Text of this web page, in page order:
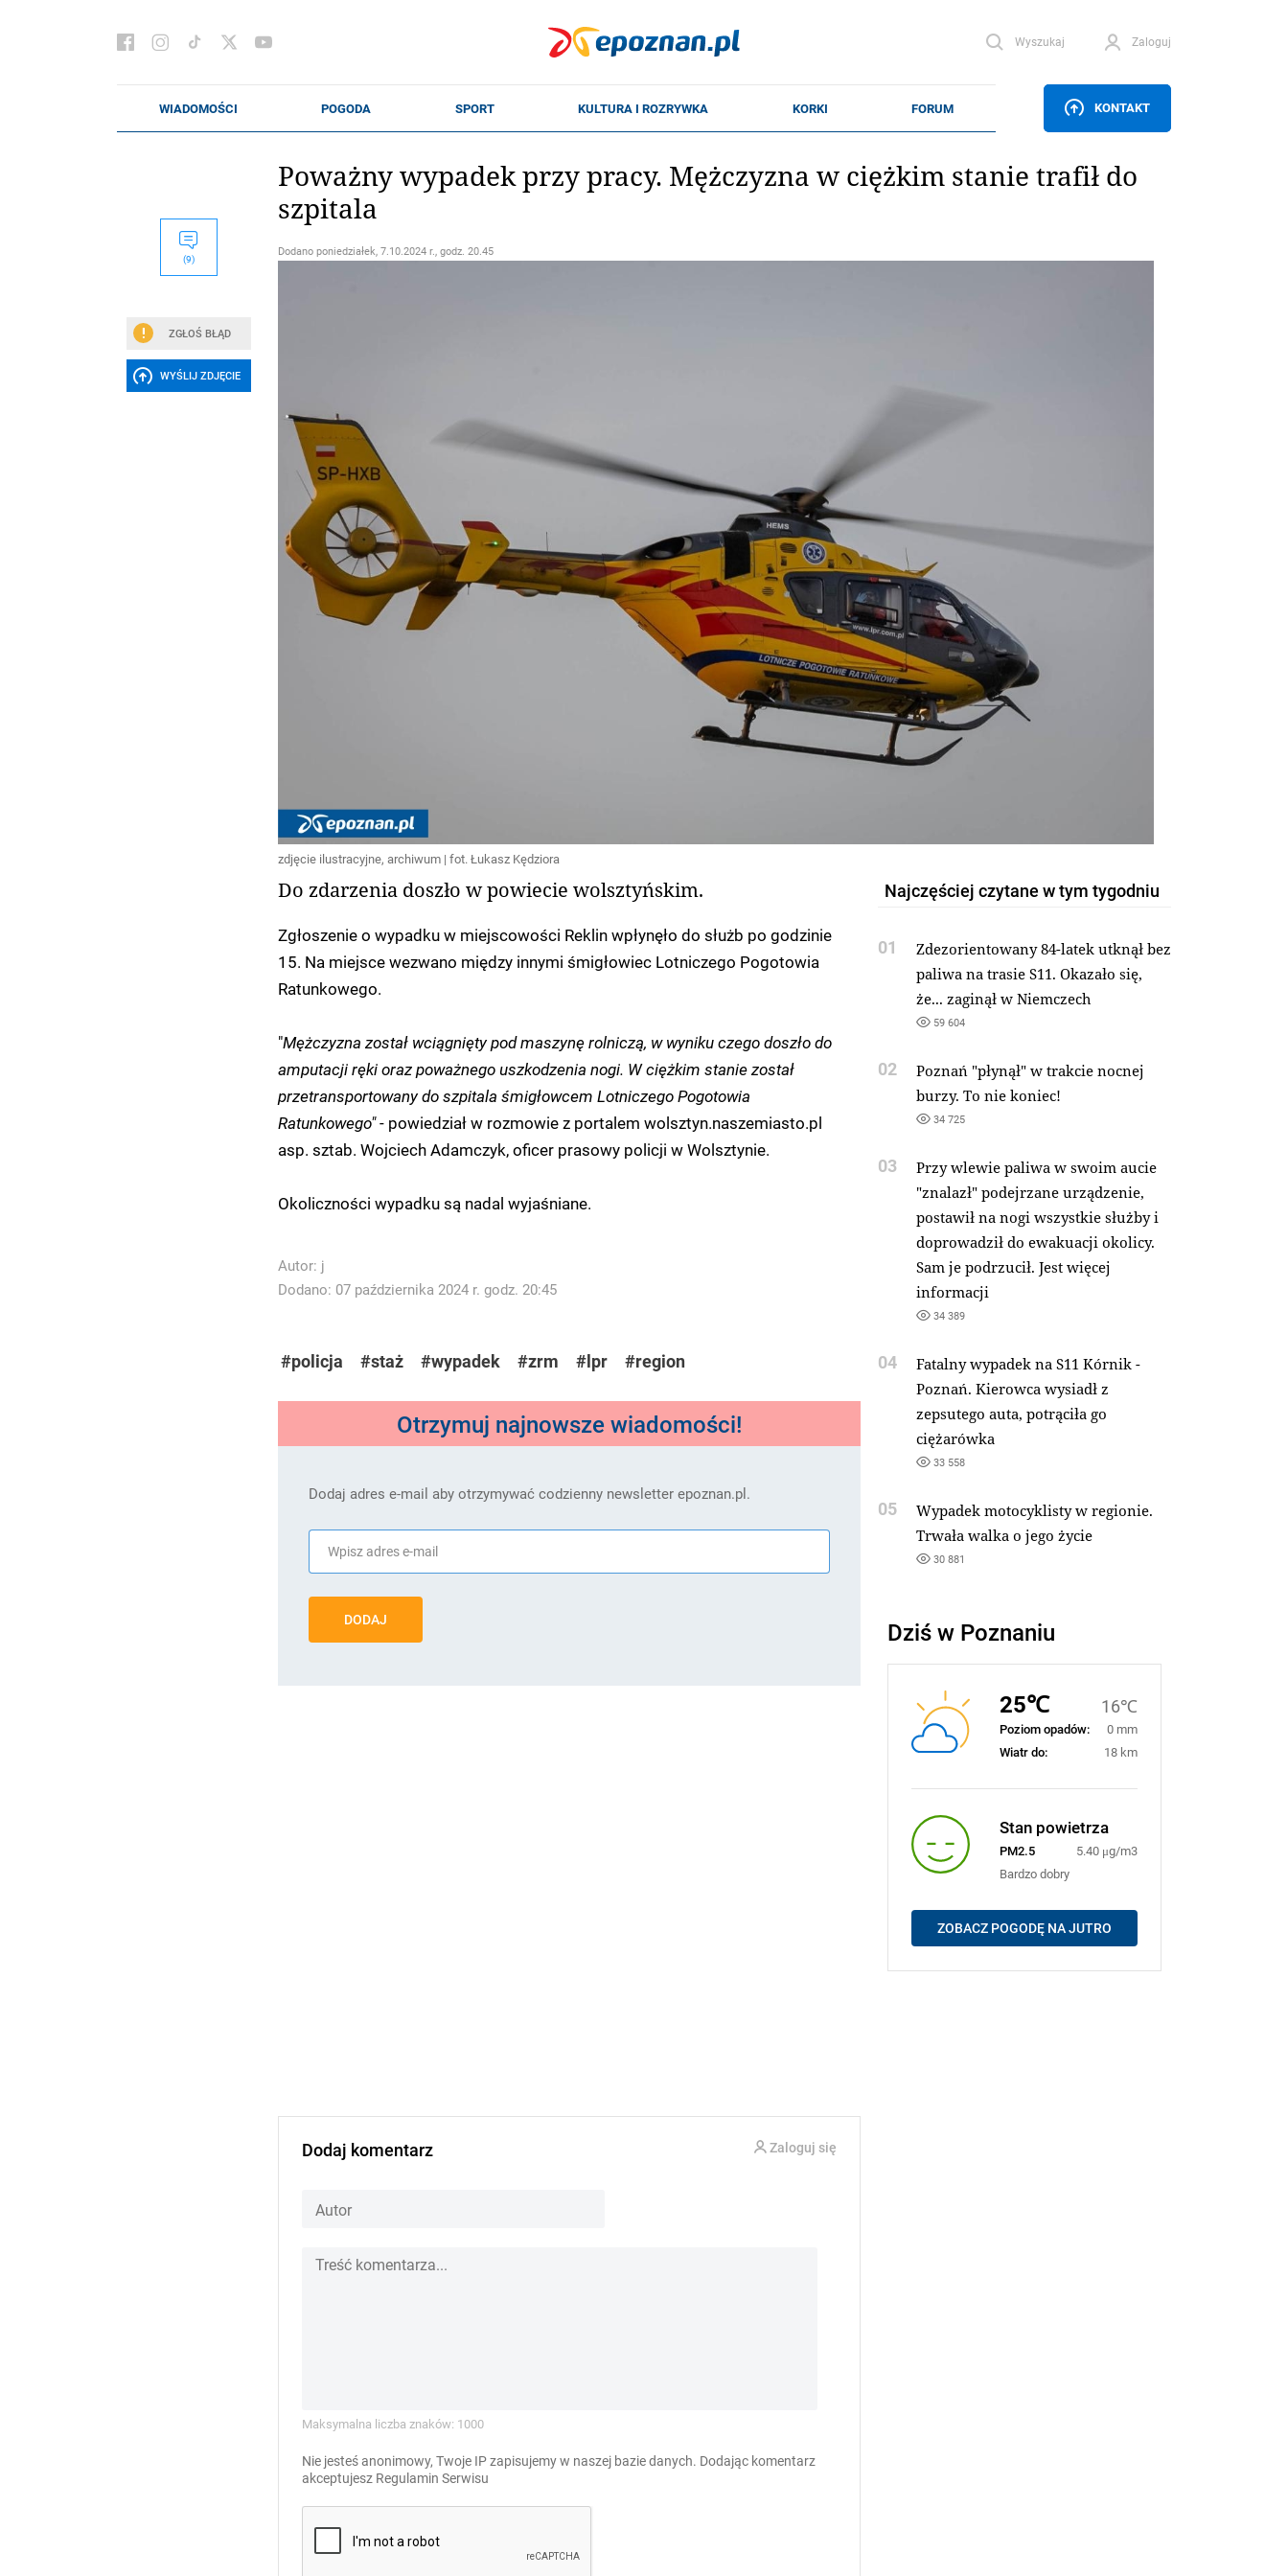
Wyszukaj Zaloguj
KONTAKT
(9)
ZGŁOŚ BŁĄD
WYŚLIJ ZDJĘCIE
Poważny wypadek przy pracy. Mężczyzna w ciężkim stanie trafił do
szpitala
Dodano poniedziałek, 7.10.2024 r., godz. 20.45
zdjęcie ilustracyjne, archiwum | fot. Łukasz Kędziora
Do zdarzenia doszło w powiecie wolsztyńskim.
Zgłoszenie o wypadku w miejscowości Reklin wpłynęło do służb po godzinie
15. Na miejsce wezwano między innymi śmigłowiec Lotniczego Pogotowia
Ratunkowego.
"Mężczyzna został wciągnięty pod maszynę rolniczą, w wyniku czego doszło do
amputacji ręki oraz poważnego uszkodzenia nogi. W ciężkim stanie został
przetransportowany do szpitala śmigłowcem Lotniczego Pogotowia
Ratunkowego"- powiedział w rozmowie z portalem wolsztyn.naszemiasto.pl
asp. sztab. Wojciech Adamczyk, oficer prasowy policji w Wolsztynie.
Okoliczności wypadku są nadal wyjaśniane.
Autor: j
Dodano: 07 października 2024 r. godz. 20:45
#policja #staż #wypadek #zrm #lpr #region
Otrzymuj najnowsze wiadomości!
Dodaj adres e-mail aby otrzymywać codzienny newsletter epoznan.pl.
DODAJ
Dodaj komentarz Zaloguj się
Maksymalna liczba znaków: 1000
Nie jesteś anonimowy, Twoje IP zapisujemy w naszej bazie danych. Dodając komentarz
akceptujesz Regulamin Serwisu
Najczęściej czytane w tym tygodniu
01
Zdezorientowany 84-latek utknął bez
paliwa na trasie S11. Okazało się,
że... zaginął w Niemczech
59 604
02
Poznań "płynął" w trakcie nocnej
burzy. To nie koniec!
34 725
03
Przy wlewie paliwa w swoim aucie
"znalazł" podejrzane urządzenie,
postawił na nogi wszystkie służby i
doprowadził do ewakuacji okolicy.
Sam je podrzucił. Jest więcej
informacji
34 389
04
Fatalny wypadek na S11 Kórnik -
Poznań. Kierowca wysiadł z
zepsutego auta, potrąciła go
ciężarówka
33 558
05
Wypadek motocyklisty w regionie.
Trwała walka o jego życie
30 881
Dziś w Poznaniu
25℃ 16℃
Poziom opadów:
0 mm
Wiatr do:
18 km
Stan powietrza
PM2.5
5.40 μg/m3
Bardzo dobry
ZOBACZ POGODĘ NA JUTRO